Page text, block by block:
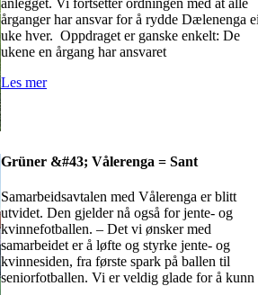
årganger har ansvar for å rydde Dælenenga
uke hver. Oppdraget er ganske enkelt: De
ukene en årgang har ansvaret
Les mer
Grüner &#43; Vålerenga = Sant
Samarbeidsavtalen med Vålerenga er blitt
utvidet. Den gjelder nå også for jente- og
kvinnefotballen. – Det vi ønsker med
samarbeidet er å løfte og styrke jente- og
kvinnesiden, fra første spark på ballen til
seniorfotballen. Vi er veldig glade for å kunn